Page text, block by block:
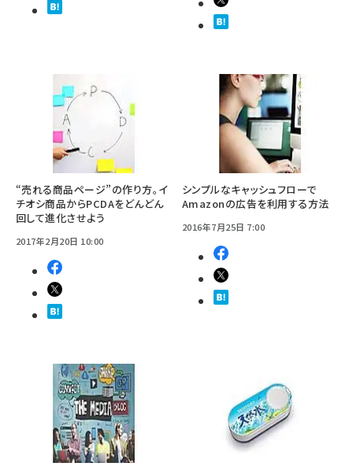
“売れる商品ページ”の作り方。イ
チオシ商品からPCDAをどんどん
回して進化させよう
2017年2月20日 10:00
シンプルなキャッシュフローで
Amazonの広告を利用する方法
2016年7月25日 7:00